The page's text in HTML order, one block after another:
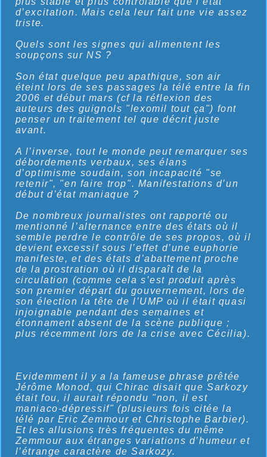
d’excitation. Mais cela leur fait une vie assez
triste.
Quels sont les signes qui alimentent les
soupçons sur NS ?
Son état quelque peu apathique, son air
éteint lors de ses passages la télé entre la fin
2006 et début mars (cf la réflexion des
auteurs des guignols "lexomil tout ça") font
penser un traitement tel que décrit juste
avant.
A l’inverse, tout le monde peut remarquer ses
débordements verbaux, ses élans
d’optimisme soudain, son incapacité "se
retenir", "en faire trop". Manifestations d’un
début d’état maniaque ?
De nombreux journalistes ont rapporté ou
mentionné l’alternance entre des états où il
semble perdre le contrôle de ses propos, où il
devient excessif sous l’effet d’une euphorie
manifeste, et des états d’abattement proche
de la prostration où il disparaît de la
circulation (comme cela s’est produit après
son premier départ du gouvernement, lors de
son élection la tête de l’UMP où il était quasi
injoignable pendant des semaines et
étonnament absent de la scène publique ;
plus récemment lors de la crise avec Cécilia).
Evidemment il y a la fameuse phrase prêtée
Jérôme Monod, qui Chirac disait que Sarkozy
était fou, il aurait répondu "non, il est
maniaco-dépressif" (plusieurs fois citée la
télé par Eric Zemmour et Christophe Barbier).
Et les allusions très fréquentes du même
Zemmour aux étranges variations d’humeur et
l’étrange caractère de Sarkozy.